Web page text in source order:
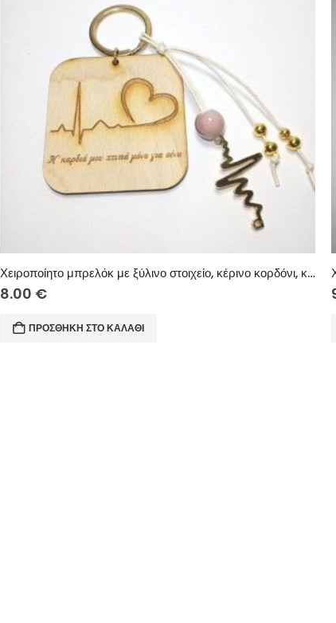
Χειροποίητο μπρελόκ με ξύλινο στοιχείο, κέρινο κορδόνι, κεραμική χάντρα και μεταλλικά στοιχεία.
8.00 €
ΠΡΟΣΘΉΚΗ ΣΤΟ ΚΑΛΆΘΙ